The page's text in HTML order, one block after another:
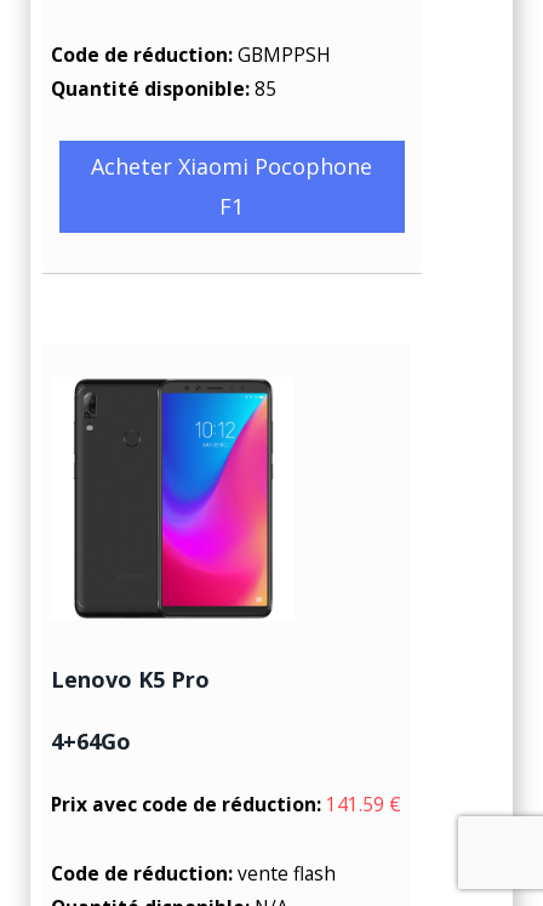
Code de réduction:GBMPPSH
Quantité disponible:85
Acheter Xiaomi Pocophone
F1
Lenovo K5 Pro
4+64Go
Prix avec code de réduction: 141.59 €
Code de réduction:vente flash